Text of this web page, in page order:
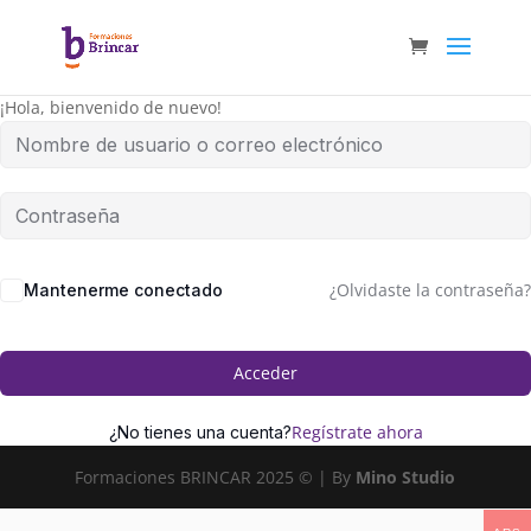
¡Hola, bienvenido de nuevo!
Mantenerme conectado ¿Olvidaste la contraseña?
Acceder
¿No tienes una cuenta?Regístrate ahora
Formaciones BRINCAR 2025 © | By Mino Studio